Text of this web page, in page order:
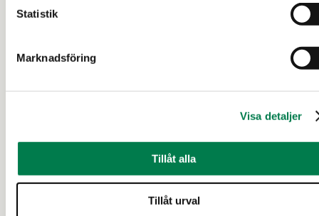
Statistik
Marknadsföring
Visa detaljer
Tillåt alla
Tillåt urval
Maa- ja metsätila Leppäaho I